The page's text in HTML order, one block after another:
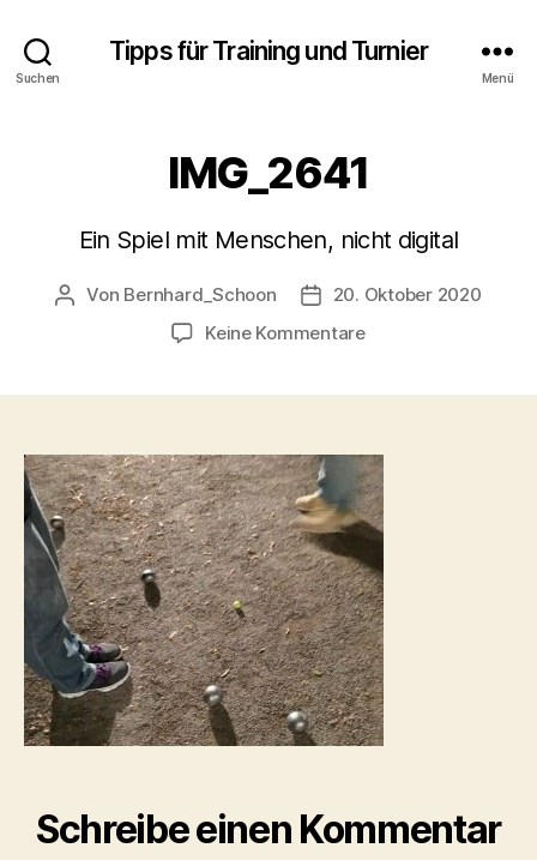
Suchen
Tipps für Training und Turnier
Menü
IMG_2641
Ein Spiel mit Menschen, nicht digital
Beitragsautor
Von Bernhard_Schoon Veröffentlichungsdatum
20. Oktober 2020
Keine Kommentarezu
Schreibe einen Kommentar